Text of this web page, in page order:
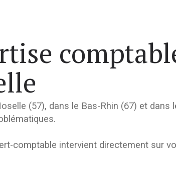
(57), dans le Bas-Rhin (67) et dans
comptable intervient directement sur